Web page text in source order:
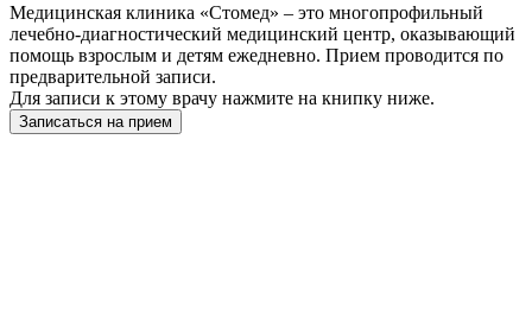
Медицинская клиника «Стомед» – это многопрофильный
лечебно-диагностический медицинский центр, оказывающий
помощь взрослым и детям ежедневно. Прием проводится по
предварительной записи.
Для записи к этому врачу нажмите на книпку ниже.
Записаться на прием